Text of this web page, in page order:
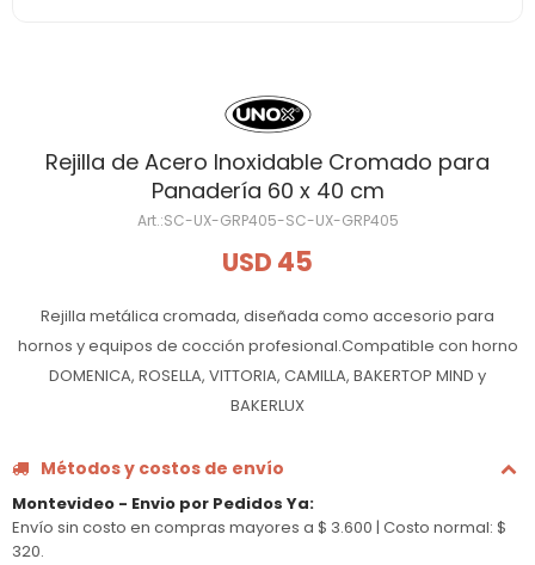
Rejilla de Acero Inoxidable Cromado para
Panadería 60 x 40 cm
SC-UX-GRP405-SC-UX-GRP405
USD 45
Rejilla metálica cromada, diseñada como accesorio para
hornos y equipos de cocción profesional.Compatible con horno
DOMENICA, ROSELLA, VITTORIA, CAMILLA, BAKERTOP MIND y
BAKERLUX
Métodos y costos de envío
Montevideo - Envio por Pedidos Ya:
Envío sin costo en compras mayores a $ 3.600 | Costo normal: $
320.